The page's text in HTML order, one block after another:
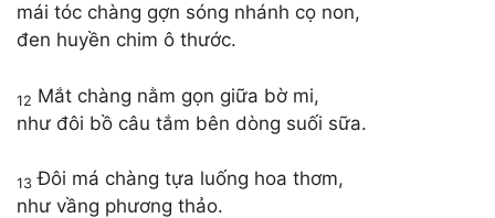
mái tóc chàng gợn sóng nhánh cọ non,
đen huyền chim ô thước.
12 Mắt chàng nằm gọn giữa bờ mi,
như đôi bồ câu tắm bên dòng suối sữa.
13 Đôi má chàng tựa luống hoa thơm,
như vầng phương thảo.